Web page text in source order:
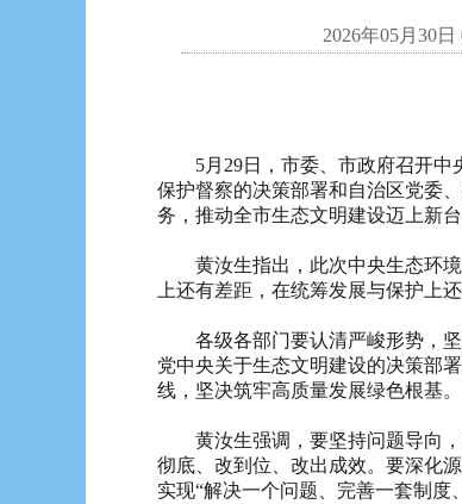
2026年05月30日
5月29日，市委、市政府召开中央
保护督察的决策部署和自治区党委
务，推动全市生态文明建设迈上新
黄汝生指出，此次中央生态环境
上还有差距，在统筹发展与保护上
各级各部门要认清严峻形势，坚
党中央关于生态文明建设的决策部
线，坚决筑牢高质量发展绿色根基。
黄汝生强调，要坚持问题导向，
彻底、改到位、改出成效。要深化
实现“解决一个问题、完善一套制度